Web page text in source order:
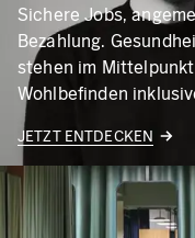
Sichere Jobs,
Bezahlung.
stehen im
Wohlbefinden
JETZT ENTDECKEN